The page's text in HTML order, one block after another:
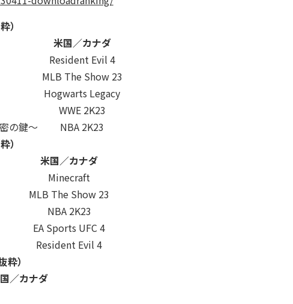
）
米国／カナダ
Resident Evil 4
MLB The Show 23
Hogwarts Legacy
WWE 2K23
の鍵～
NBA 2K23
）
米国／カナダ
Minecraft
MLB The Show 23
NBA 2K23
EA Sports UFC 4
Resident Evil 4
）
／カナダ